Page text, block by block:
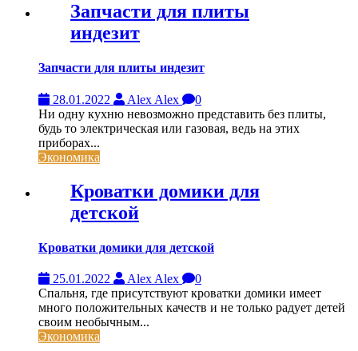
Запчасти для плиты
индезит
Запчасти для плиты индезит
28.01.2022 Alex Alex
0
Ни одну кухню невозможно представить без плиты,
будь то электрическая или газовая, ведь на этих
приборах...
Экономика
Кроватки домики для
детской
Кроватки домики для детской
25.01.2022 Alex Alex
0
Спальня, где присутствуют кроватки домики имеет
много положительных качеств и не только радует детей
своим необычным...
Экономика